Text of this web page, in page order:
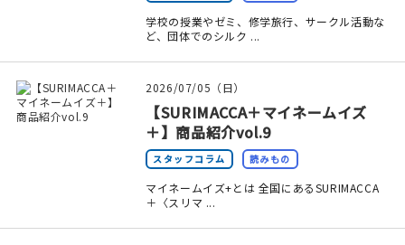
台湾グッズ
学校の授業やゼミ、修学旅行、サークル活動な
ど、団体でのシルク ...
2026/07/05（日）
【SURIMACCA＋マイネームイズ
＋】商品紹介vol.9
スタッフコラム 読みもの
マイネームイズ+とは 全国にあるSURIMACCA
＋〈スリマ ...